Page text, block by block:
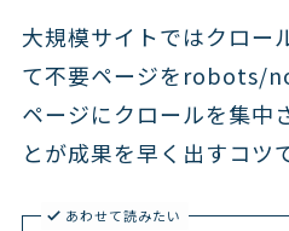
大規模サイトではクロー
て不要ページをrobots/
ページにクロールを集中
とが成果を早く出すコツ
あわせて読みたい